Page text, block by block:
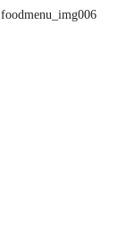
foodmenu_img006